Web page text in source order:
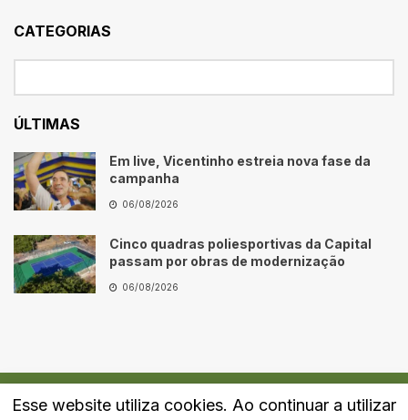
CATEGORIAS
ÚLTIMAS
Em live, Vicentinho estreia nova fase da
campanha
06/08/2026
Cinco quadras poliesportivas da Capital
passam por obras de modernização
06/08/2026
Quem Somos Fale Conosco Política de Privacidade
Esse website utiliza cookies. Ao continuar a utilizar